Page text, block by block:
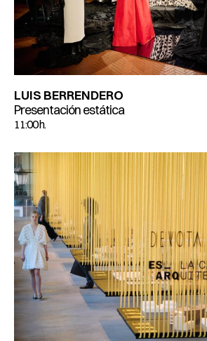
LUIS BERRENDERO
Presentación estática
11:00 h.